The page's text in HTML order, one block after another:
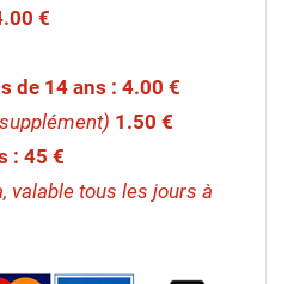
€
de 14 ans : 4.00 €
1.50 €
: 45 €
valable tous les jours à